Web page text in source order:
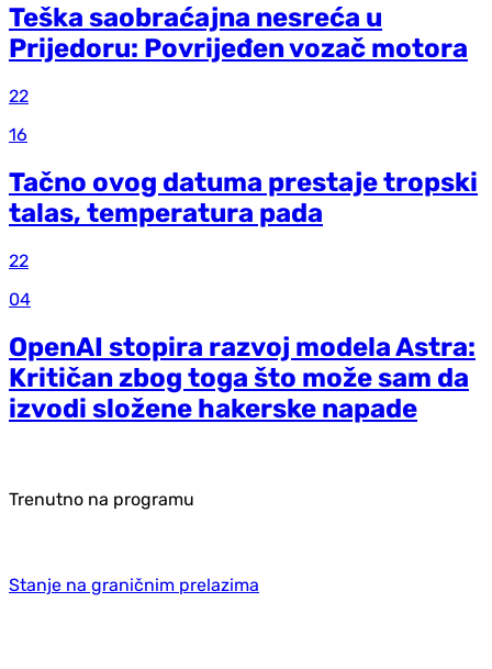
Teška saobraćajna nesreća u
Prijedoru: Povrijeđen vozač motora
22
16
Tačno ovog datuma prestaje tropski
talas, temperatura pada
22
04
OpenAI stopira razvoj modela Astra:
Kritičan zbog toga što može sam da
izvodi složene hakerske napade
Trenutno na programu
Stanje na graničnim prelazima